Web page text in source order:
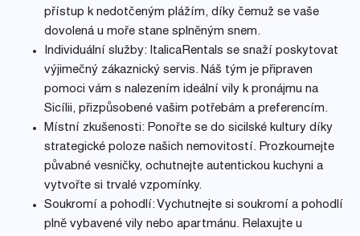
přístup k nedotčeným plážím, díky čemuž se vaše
dovolená u moře stane splněným snem.
Individuální služby: ItalicaRentals se snaží poskytovat
výjimečný zákaznický servis. Náš tým je připraven
pomoci vám s nalezením ideální vily k pronájmu na
Sicílii, přizpůsobené vašim potřebám a preferencím.
Místní zkušenosti: Ponořte se do sicilské kultury díky
strategické poloze našich nemovitostí. Prozkoumejte
půvabné vesničky, ochutnejte autentickou kuchyni a
vytvořte si trvalé vzpomínky.
Soukromí a pohodlí: Vychutnejte si soukromí a pohodlí
plně vybavené vily nebo apartmánu. Relaxujte u